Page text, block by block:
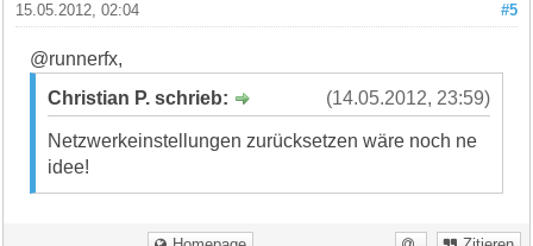
#5
15.05.2012, 02:04
@runnerfx,
(14.05.2012, 23:59)
Christian P. schrieb:
Netzwerkeinstellungen zurücksetzen wäre noch ne
idee!